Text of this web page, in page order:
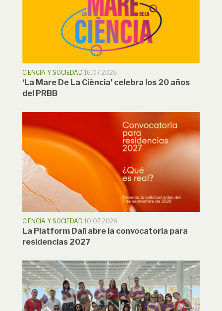
CIENCIA Y SOCIEDAD 16.07.2026
‘La Mare De La Ciència’ celebra los 20 años
del PRBB
CIENCIA Y SOCIEDAD 10.07.2026
La Platform Dalí abre la convocatoria para
residencias 2027